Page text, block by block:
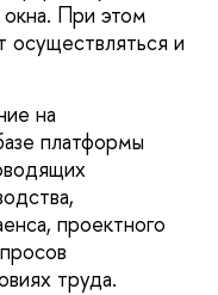
При этом
и
на
платформы
проектного
труда.